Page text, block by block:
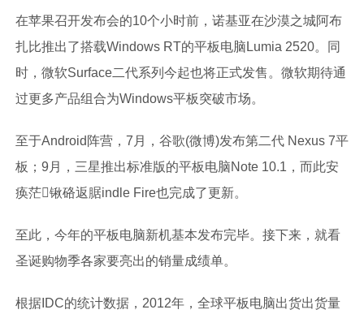
在苹果召开发布会的10个小时前，诺基亚在沙漠之城阿布
扎比推出了搭载Windows RT的平板电脑Lumia 2520。同
时，微软Surface二代系列今起也将正式发售。微软期待通
过更多产品组合为Windows平板突破市场。
至于Android阵营，7月，谷歌(微博)发布第二代 Nexus 7平
板；9月，三星推出标准版的平板电脑Note 10.1，而此安
痪茫锹硌返腒indle Fire也完成了更新。
至此，今年的平板电脑新机基本发布完毕。接下来，就看
圣诞购物季各家要亮出的销量成绩单。
根据IDC的统计数据，2012年，全球平板电脑出货出货量